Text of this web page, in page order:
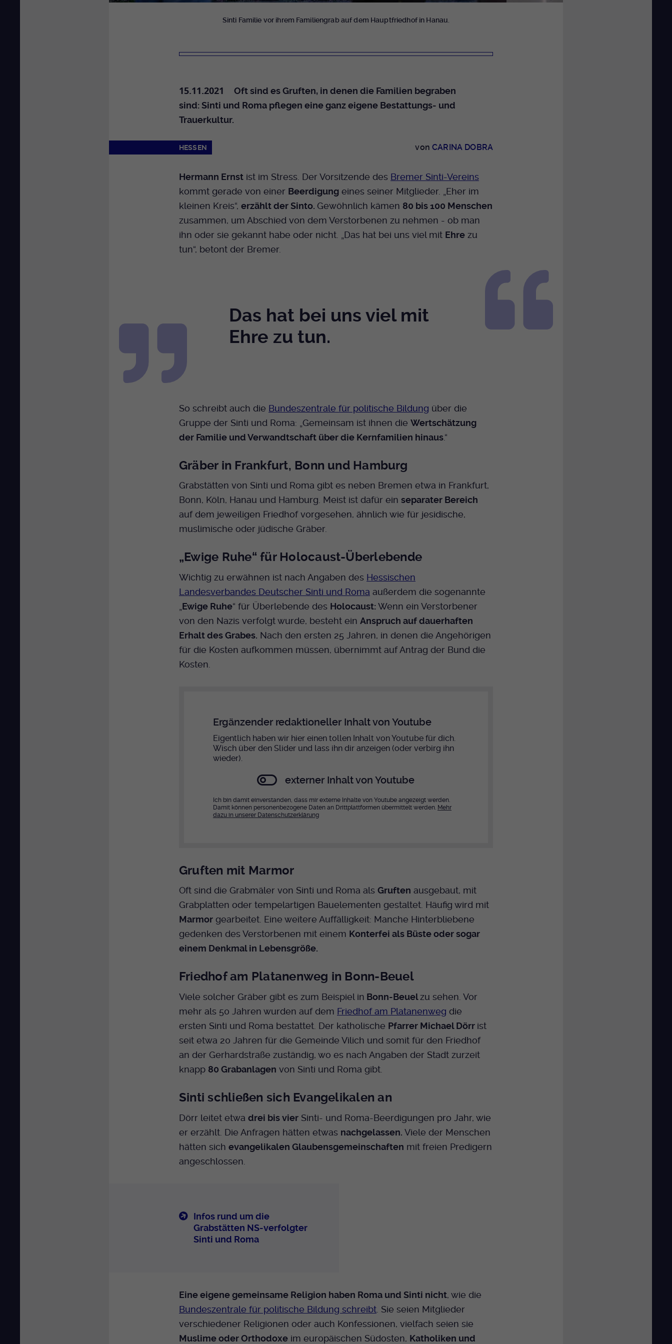
Sinti Familie vor ihrem Familiengrab auf dem Hauptfriedhof in Hanau.
15.11.2021
Oft sind es Gruften, in denen die Familien begraben
sind: Sinti und Roma pflegen eine ganz eigene Bestattungs- und
Trauerkultur.
HESSEN vonCARINA DOBRA
Hermann Ernstist im Stress. Der Vorsitzende des Bremer Sinti-Vereins
kommt gerade von einer Beerdigungeines seiner Mitglieder. „Eher im
kleinen Kreis“, erzählt der Sinto. Gewöhnlich kämen 80 bis 100 Menschen
zusammen, um Abschied von dem Verstorbenen zu nehmen - ob man
ihn oder sie gekannt habe oder nicht. „Das hat bei uns viel mit Ehrezu
tun“, betont der Bremer.
Das hat bei uns viel mit
Ehre zu tun.
So schreibt auch die Bundeszentrale für politische Bildung über die
Gruppe der Sinti und Roma: „Gemeinsam ist ihnen die Wertschätzung
der Familie und Verwandtschaft über die Kernfamilien hinaus.“
Gräber in Frankfurt, Bonn und Hamburg
Grabstätten von Sinti und Roma gibt es neben Bremen etwa in Frankfurt,
Bonn, Köln, Hanau und Hamburg. Meist ist dafür ein separater Bereich
auf dem jeweiligen Friedhof vorgesehen, ähnlich wie für jesidische,
muslimische oder jüdische Gräber.
„Ewige Ruhe“ für Holocaust-Überlebende
Wichtig zu erwähnen ist nach Angaben des Hessischen
Landesverbandes Deutscher Sinti und Roma außerdem die sogenannte
Ewige Ruhe“ für Überlebende des Holocaust: Wenn ein Verstorbener
von den Nazis verfolgt wurde, besteht ein Anspruch auf dauerhaften
Erhalt des Grabes. Nach den ersten 25 Jahren, in denen die Angehörigen
für die Kosten aufkommen müssen, übernimmt auf Antrag der Bund die
Kosten.
Ergänzender redaktioneller Inhalt von Youtube
Eigentlich haben wir hier einen tollen Inhalt von Youtube für dich.
Wisch über den Slider und lass ihn dir anzeigen (oder verbirg ihn
wieder).
externer Inhalt von Youtube
Ich bin damit einverstanden, dass mir externe Inhalte von Youtube angezeigt werden.
Damit können personenbezogene Daten an Drittplattformen übermittelt werden. Mehr
dazu in unserer Datenschutzerklärung
Gruften mit Marmor
Oft sind die Grabmäler von Sinti und Roma als Gruften ausgebaut, mit
Grabplatten oder tempelartigen Bauelementen gestaltet. Häufig wird mit
Marmorgearbeitet. Eine weitere Auffälligkeit: Manche Hinterbliebene
gedenken des Verstorbenen mit einem Konterfei als Büste oder sogar
einem Denkmal in Lebensgröße.
Friedhof am Platanenweg in Bonn-Beuel
Viele solcher Gräber gibt es zum Beispiel in Bonn-Beuelzu sehen. Vor
mehr als 50 Jahren wurden auf dem Friedhof am Platanenweg die
ersten Sinti und Roma bestattet. Der katholische Pfarrer Michael Dörr ist
seit etwa 20 Jahren für die Gemeinde Vilich und somit für den Friedhof
an der Gerhardstraße zuständig, wo es nach Angaben der Stadt zurzeit
knapp 80 Grabanlagen von Sinti und Roma gibt.
Sinti schließen sich Evangelikalen an
Dörr leitet etwa drei bis vierSinti- und Roma-Beerdigungen pro Jahr, wie
er erzählt. Die Anfragen hätten etwas nachgelassen. Viele der Menschen
hätten sich evangelikalen Glaubensgemeinschaften mit freien Predigern
angeschlossen.
Infos rund um die
Grabstätten NS-verfolgter
Sinti und Roma
Eine eigene gemeinsame Religion haben Roma und Sinti nicht, wie die
Bundeszentrale für politische Bildung schreibt. Sie seien Mitglieder
verschiedener Religionen oder auch Konfessionen, vielfach seien sie
Muslime oder Orthodoxeim europäischen Südosten, Katholiken und
Zweck
ob ein Benutzer im TYPO3 Backend
Laufzeit Ende der Sitzung
eingelogged ist und die Seite bearbeiten darf.
Name PHPSESSID
Anbieter EKHN
Laufzeit Ende der Sitzung
Anbieter EKHN
Laufzeit Ende der Sitzung
Name cookie_optin-[n]
Anbieter EKHN
Laufzeit
Cookie am Ende der Sitzung gelöscht.
Zweck
Dient zur Speicherung der Cookie Opt-In
Einstellungen. Eine optionale Nummer nach
Versionsnummer an.
Laufzeit 13 Monate
_pk_ses.424
Zur Speicherung kurzfristiger Informationen
über den Besuch.
Name mtm_cookie_consent
Anbieter
Anbieter Facebook Ireland Limited
Youtube
Spotify